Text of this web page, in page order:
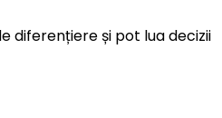
diferențiere și pot lua decizii